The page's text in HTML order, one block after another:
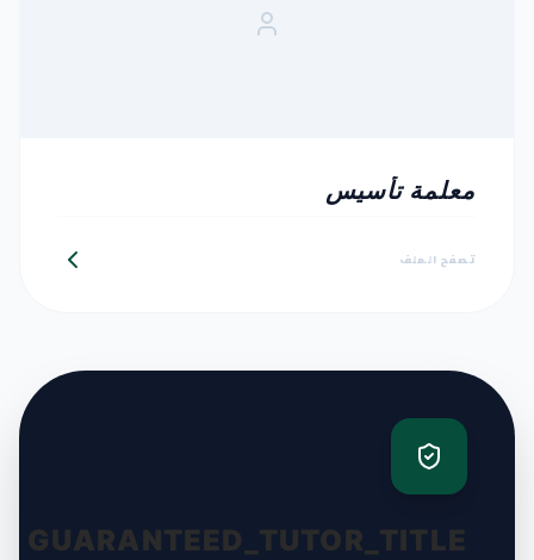
معلمة تأسيس
تصفح الملف
GUARANTEED_TUTOR_TITLE